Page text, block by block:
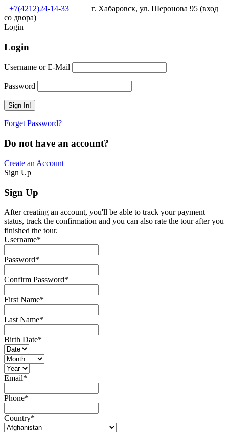
+7(4212)24-14-33
г. Хабаровск, ул. Шеронова 95 (вход
со двора)
Login
Login
Username or E-Mail
Password
Forget Password?
Do not have an account?
Create an Account
Sign Up
Sign Up
After creating an account, you'll be able to track your payment
status, track the confirmation and you can also rate the tour after you
finished the tour.
Username*
Password*
Confirm Password*
First Name*
Last Name*
Birth Date*
Email*
Phone*
Country*